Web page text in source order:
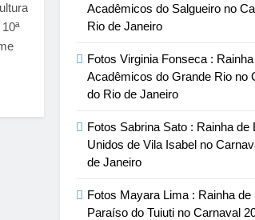
Acadêmicos do Salgueiro no
Rio de Janeiro
Fotos Virginia Fonseca :
Acadêmicos do Grande Rio no
do Rio de Janeiro
Fotos Sabrina Sato : Rainha de
Unidos de Vila Isabel no
de Janeiro
Fotos Mayara Lima : Rainha de
Paraíso do Tuiuti no Carnaval